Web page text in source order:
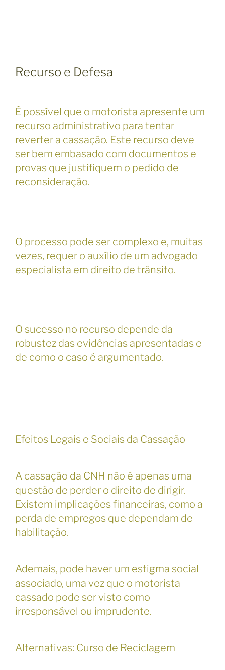
Recurso e Defesa
É possível que o motorista apresente um
recurso administrativo para tentar
reverter a cassação. Este recurso deve
ser bem embasado com documentos e
provas que justifiquem o pedido de
reconsideração.
O processo pode ser complexo e, muitas
vezes, requer o auxílio de um advogado
especialista em direito de trânsito.
O sucesso no recurso depende da
robustez das evidências apresentadas e
de como o caso é argumentado.
Efeitos Legais e Sociais da Cassação
A cassação da CNH não é apenas uma
questão de perder o direito de dirigir.
Existem implicações financeiras, como a
perda de empregos que dependam de
habilitação.
Ademais, pode haver um estigma social
associado, uma vez que o motorista
cassado pode ser visto como
irresponsável ou imprudente.
Alternativas: Curso de Reciclagem